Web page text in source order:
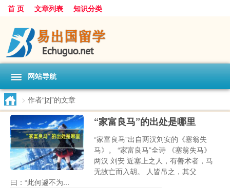
首 页 文章列表 知识分类
网站导航
> 作者“jzj”的文章
“家富良马”的出处是哪里
“家富良马”出自两汉刘安的《塞翁失
马》。 “家富良马”全诗 《塞翁失马》
两汉 刘安 近塞上之人，有善术者，马
无故亡而入胡。 人皆吊之，其父
曰：“此何遽不为...